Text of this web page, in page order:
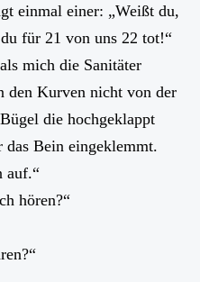
einmal einer: „Weißt du,
für 21 von uns 22 tot!“
mich die Sanitäter
den Kurven nicht von der
die hochgeklappt
das Bein eingeklemmt.
auf.“
hören?“